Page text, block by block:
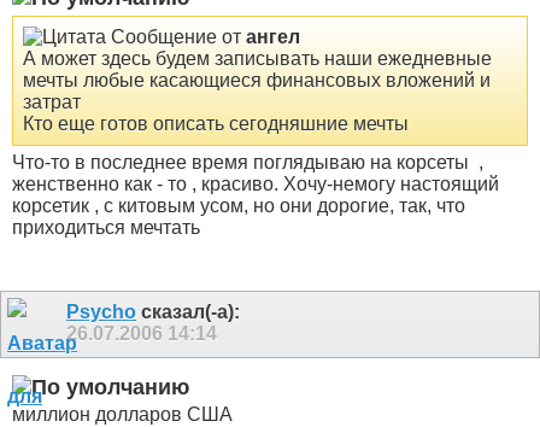
Сообщение от ангел
А может здесь будем записывать наши ежедневные
мечты любые касающиеся финансовых вложений и
затрат
Кто еще готов описать сегодняшние мечты
Что-то в последнее время поглядываю на корсеты ,
женственно как - то , красиво. Хочу-немогу настоящий
корсетик , с китовым усом, но они дорогие, так, что
приходиться мечтать
Psycho сказал(-а):
26.07.2006 14:14
миллион долларов США